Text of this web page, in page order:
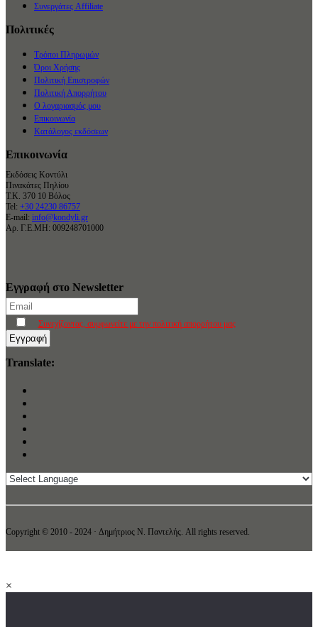
Συνεργάτες Affiliate
Πολιτικές
Τρόποι Πληρωμών
Όροι Χρήσης
Πολιτική Επιστροφών
Πολιτική Απορρήτου
Ο λογαριασμός μου
Επικοινωνία
Κατάλογος εκδόσεων
Επικοινωνία
Εκδόσεις Κοντύλι
Πινακάτες Πηλίου
Τ.Κ. 370 10 Βόλος
Tel: +30 24230 86757
E-mail: info@kondyli.gr
Αρ. Γ.Ε.ΜΗ: 009248701000
Εγγραφή στο Newsletter
Συνεχίζοντας, συμφωνείτε με την πολιτική απορρήτου μας
Translate:
Copyright © 2010 - 2024 · Δημήτριος N. Παντελής. All rights reserved.
×